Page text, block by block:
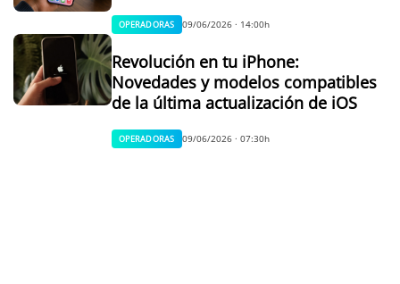
OPERADORAS 09/06/2026 · 14:00h
Revolución en tu iPhone:
Novedades y modelos compatibles
de la última actualización de iOS
OPERADORAS 09/06/2026 · 07:30h